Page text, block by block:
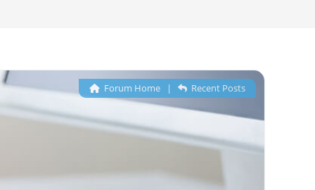
Forum Home | Recent Posts